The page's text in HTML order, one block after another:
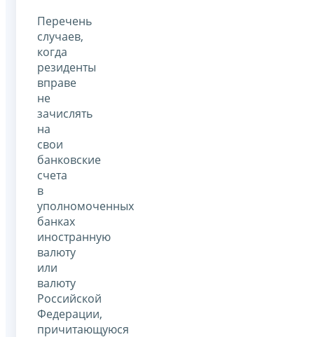
Перечень
случаев,
когда
резиденты
вправе
не
зачислять
на
свои
банковские
счета
в
уполномоченных
банках
иностранную
валюту
или
валюту
Российской
Федерации,
причитающуюся